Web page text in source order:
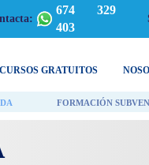
674 329
403
CURSOS GRATUITOS
FORMACIÓN